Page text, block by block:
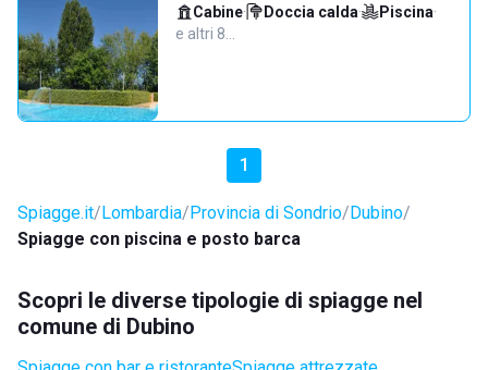
Cabine· Doccia calda· Piscina·
e altri 8…
1
Spiagge.it Lombardia Provincia di Sondrio Dubino
Spiagge con piscina e posto barca
Scopri le diverse tipologie di spiagge nel
comune di Dubino